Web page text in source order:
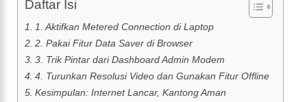
Daftar Isi
1. Aktifkan Metered Connection di Laptop
2. Pakai Fitur Data Saver di Browser
3. Trik Pintar dari Dashboard Admin Modem
4. Turunkan Resolusi Video dan Gunakan Fitur Offline
Kesimpulan: Internet Lancar, Kantong Aman